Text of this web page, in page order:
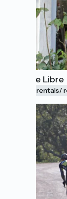
La Roue Libre
Bicycle rentals/